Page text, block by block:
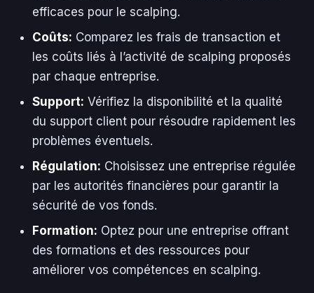
efficaces pour le scalping.
Coûts: Comparez les frais de transaction et
les coûts liés à l’activité de scalping proposés
par chaque entreprise.
Support: Vérifiez la disponibilité et la qualité
du support client pour résoudre rapidement les
problèmes éventuels.
Régulation: Choisissez une entreprise régulée
par les autorités financières pour garantir la
sécurité de vos fonds.
Formation: Optez pour une entreprise offrant
des formations et des ressources pour
améliorer vos compétences en scalping.